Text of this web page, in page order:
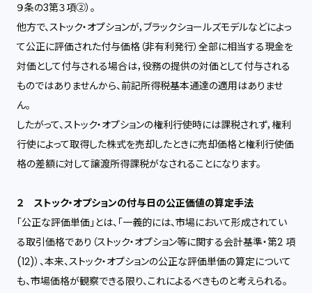
９条の3第３項②）。
他方で、ストック・オプションが，ブラックショールズモデルなどによっ
て公正に評価された付与価格（非有利発行）全部に相当する現金を
対価として付与される場合は，役務の提供の対価として付与される
ものではありませんから、前記所得税基本通達の適用はありませ
ん。
したがって、ストック・オプションの権利行使時には課税されず，権利
行使によって取得した株式を売却したときに売却価格と権利行使価
格の差額に対して譲渡所得課税がなされることになります。
２ ストック・オプションの付与日の公正価値の算定手法
「公正な評価単価」とは、「一義的には、市場において形成されてい
る取引価格であり（ストック・オプション等に関する会計基準・第2 項
(12)）、本来、ストック・オプションの公正な評価単価の算定について
も、市場価格が観察できる限り、これによるべきものと考えられる。